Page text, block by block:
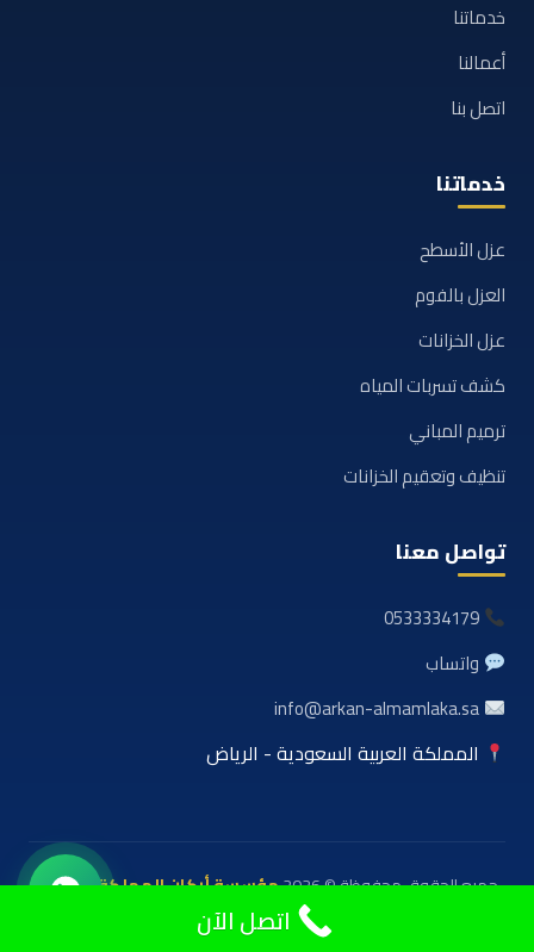
خدماتنا
أعمالنا
اتصل بنا
خدماتنا
عزل الأسطح
العزل بالفوم
عزل الخزانات
كشف تسربات المياه
ترميم المباني
تنظيف وتعقيم الخزانات
تواصل معنا
0533334179
واتساب
info@arkan-almamlaka.sa
المملكة العربية السعودية - الرياض
جميع الحقوق محفوظة © 2026
مؤسسة أركان المملكة للعوازل
والمقاولات
اتصل الآن